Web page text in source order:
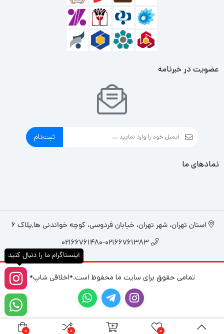
صدای بیس عمیق و واضح بدون اشغال فضای زیاد
افزایش بیس سیستم صوتی خودروهای کوچک و متوسط
نصب آسان در فضای محدود خودرو
مناسب استفاده روزمره با کیفیت صدای عالی
راهنمای استفاده
اتصال صحیح به ورودی‌های صدا و برق خودرو
عضویت در خبرنامه
ثبت‌نام
نمادهای ما
استان تهران، شهر تهران، خیابان فردوسی، کوچه خواندنی ها,پلاک 6
02166761480-02166761383
تمامی حقوق برای سایت ما محفوظ است.*اخلاقی شاپ*
0
0
0
اینستاگرام ما را دنبال کنید